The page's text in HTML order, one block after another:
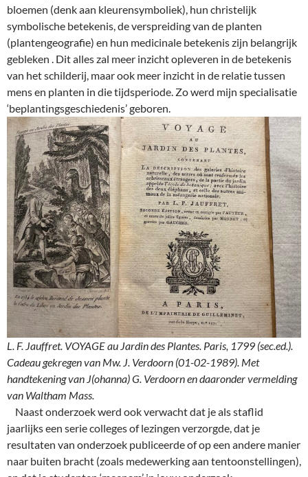
bloemen (denk aan kleurensymboliek), hun christelijk
symbolische betekenis, de verspreiding van de planten
(plantengeografie) en hun medicinale betekenis zijn belangrijk
gebleken . Dit alles zal meer inzicht opleveren in de betekenis
van het schilderij, maar ook meer inzicht in de relatie tussen
mens en planten in die tijdsperiode. Zo werd mijn specialisatie
‘beplantingsgeschiedenis’ geboren.
L. F. Jauffret. VOYAGE au Jardin des Plantes. Paris, 1799 (sec.ed.).
Cadeau gekregen van Mw. J. Verdoorn (01-02-1989). Met
handtekening van J(ohanna) G. Verdoorn en daaronder vermelding
van Waltham Mass.
Naast onderzoek werd ook verwacht dat je als staflid
jaarlijks een serie colleges of lezingen verzorgde, dat je
resultaten van onderzoek publiceerde of op een andere manier
naar buiten bracht (zoals medewerking aan tentoonstellingen),